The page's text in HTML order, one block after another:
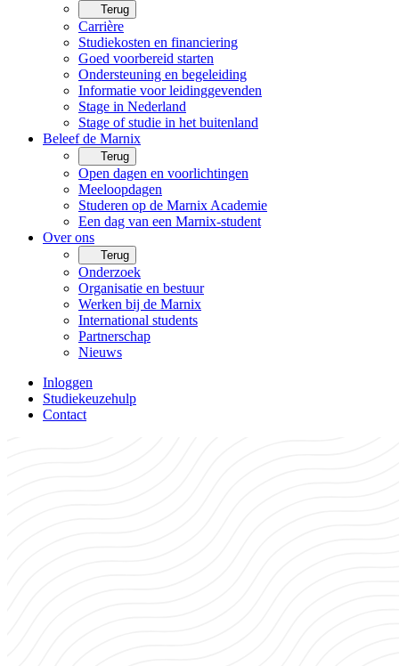
Terug
Carrière
Studiekosten en financiering
Goed voorbereid starten
Ondersteuning en begeleiding
Informatie voor leidinggevenden
Stage in Nederland
Stage of studie in het buitenland
Beleef de Marnix
Terug
Open dagen en voorlichtingen
Meeloopdagen
Studeren op de Marnix Academie
Een dag van een Marnix-student
Over ons
Terug
Onderzoek
Organisatie en bestuur
Werken bij de Marnix
International students
Partnerschap
Nieuws
Inloggen
Studiekeuzehulp
Contact